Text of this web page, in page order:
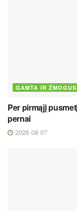
GAMTA IR ŽMOGUS
Per pirmąjį
pernai
2026 08 07